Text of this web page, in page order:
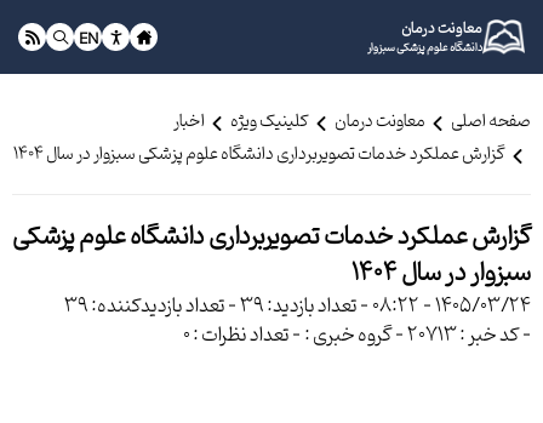
معاونت درمان
دانشگاه علوم پزشکی سبزوار EN
صفحه اصلی معاونت درمان کلینیک ویژه
اخبار
گزارش عملکرد خدمات تصویربرداری دانشگاه علوم پزشکی سبزوار در سال ۱۴۰۴
گزارش عملکرد خدمات تصویربرداری دانشگاه علوم پزشکی
سبزوار در سال ۱۴۰۴
1405/03/24 - 08:22 - تعداد بازدید: 39
- تعداد بازدیدکننده: 39
- کد خبر : 20713
- گروه خبری : - تعداد نظرات : 0